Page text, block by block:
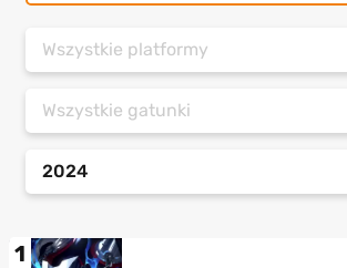
Wszystkie platformy
Wszystkie gatunki
2024
1